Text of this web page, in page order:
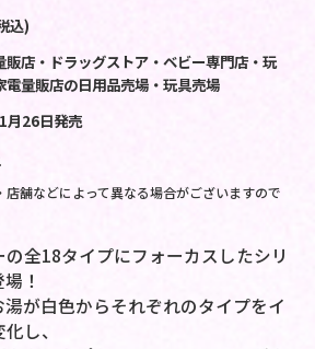
込)
販店・ドラッグストア・ベビー専門店・玩
電量販店の日用品売場・玩具売場
月26日発売
舗などによって異なる場合がございますので
全18タイプにフォーカスしたシリ
！
が白色からそれぞれのタイプをイ
し、